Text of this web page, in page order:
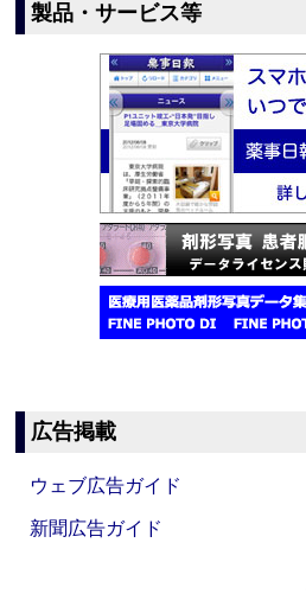
製品・サービス等
広告掲載
ウェブ広告ガイド
新聞広告ガイド